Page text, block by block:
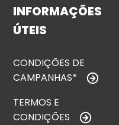
INFORMAÇÕES
ÚTEIS
CONDIÇÕES DE
CAMPANHAS*
TERMOS E
CONDIÇÕES